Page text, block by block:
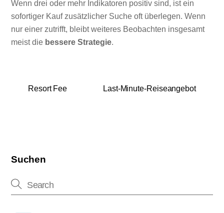
Wenn drei oder mehr Indikatoren positiv sind, ist ein
sofortiger Kauf zusätzlicher Suche oft überlegen. Wenn
nur einer zutrifft, bleibt weiteres Beobachten insgesamt
meist die bessere Strategie.
Resort Fee Last-Minute-Reiseangebot
Suchen